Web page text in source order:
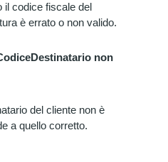
il codice fiscale del
è errato o non valido.
non
del cliente non è
a quello corretto.